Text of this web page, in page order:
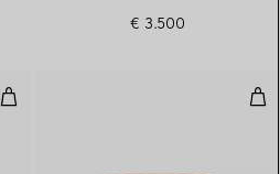
€ 3.500
Bague True étroite en or rose